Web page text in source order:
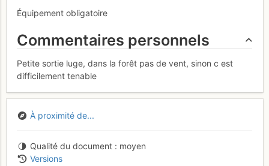
Équipement obligatoire
Commentaires personnels
Petite sortie luge, dans la forêt pas de vent, sinon c est
difficilement tenable
À proximité de...
Qualité du document
moyen
Versions